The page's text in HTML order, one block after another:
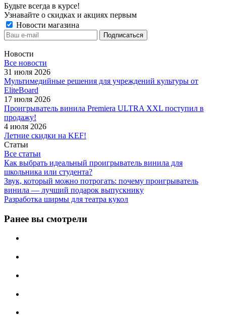
Будьте всегда в курсе!
Узнавайте о скидках и акциях первым
Новости магазина
Новости
Все новости
31 июля 2026
Мультимедийные решения для учреждений культуры от
EliteBoard
17 июля 2026
Проигрыватель винила Premiera ULTRA XXL поступил в
продажу!
4 июля 2026
Летние скидки на KEF!
Статьи
Все статьи
Как выбрать идеальный проигрыватель винила для
школьника или студента?
Звук, который можно потрогать: почему проигрыватель
винила — лучший подарок выпускнику
Разработка ширмы для театра кукол
Ранее вы смотрели